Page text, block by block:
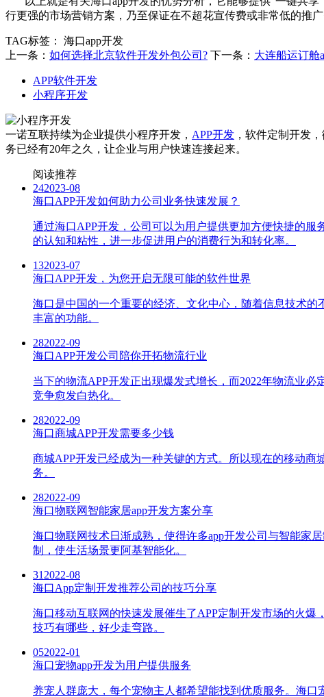
行更强的市场营销方案，乃至保证在不超花宣传费或非常低的推
TAG标签：
海口app开发
上一条： 如何选择北京软件开发外包公司? 下一条： 大连船运订舱
APP软件开发
小程序开发
一诺互联持续为企业提供小程序开发， APP开发 ，软件定制开发
务已经有20年之久，让企业与用户快速连接起来。
阅读推荐
242023-08
海口APP开发如何助力公司业务快速发展？
通过海口APP开发，公司可以为用户提供更加方便快捷的
的认知和粘性，进一步促进用户的消费行为和转化率。
132023-07
海口APP开发，为您开启无限可能的软件世界
海口是中国的一个重要的经济、文化中心，随着信息技术
丰富的功能。
282022-09
海口APP开发公司陪你开拓物流行业
当下的物流APP开发正出现爆发式增长，而2022年物流业
竞争愈发白热化。
282022-09
海口商城APP开发需要多少钱
商城APP开发已经成为一种关键的方式。所以现在的移动
务。
282022-09
海口物联网智能家居app开发方案分享
海口物联网技术日渐成熟，使得许多app开发公司与智能家
制，使生活场景更阿基智能化。
31 2022-08
海口App定制开发推荐公司的技巧分享
海口移动互联网的快速发展催生了APP定制开发市场的火
技巧有哪些，好少走弯路。
052022-01
海口宠物app开发为用户提供服务
养宠人群庞大，每个宠物主人都希望能找到优质服务。海